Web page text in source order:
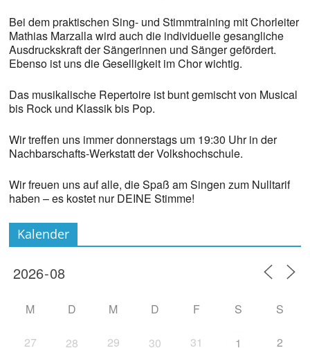
Bei dem praktischen Sing- und Stimmtraining mit Chorleiter
Mathias Marzalla wird auch die individuelle gesangliche
Ausdruckskraft der Sängerinnen und Sänger gefördert.
Ebenso ist uns die Geselligkeit im Chor wichtig.
Das musikalische Repertoire ist bunt gemischt von Musical
bis Rock und Klassik bis Pop.
Wir treffen uns immer donnerstags um 19:30 Uhr in der
Nachbarschafts-Werkstatt der Volkshochschule.
Wir freuen uns auf alle, die Spaß am Singen zum Nulltarif
haben – es kostet nur DEINE Stimme!
Kalender
M D M D F S S
27 28 29 30 31 1 2